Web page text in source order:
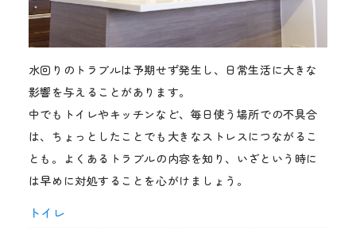
水回りのトラブルは予期せず発生し、日常生活に大きな
影響を与えることがあります。
中でもトイレやキッチンなど、毎日使う場所での不具合
は、ちょっとしたことでも大きなストレスにつながるこ
とも。よくあるトラブルの内容を知り、いざという時に
は早めに対処することを心がけましょう。
トイレ